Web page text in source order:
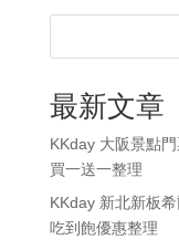
最新文章
KKday 大阪景點
買一送一整理
KKday 新北新板
吃到飽優惠整理